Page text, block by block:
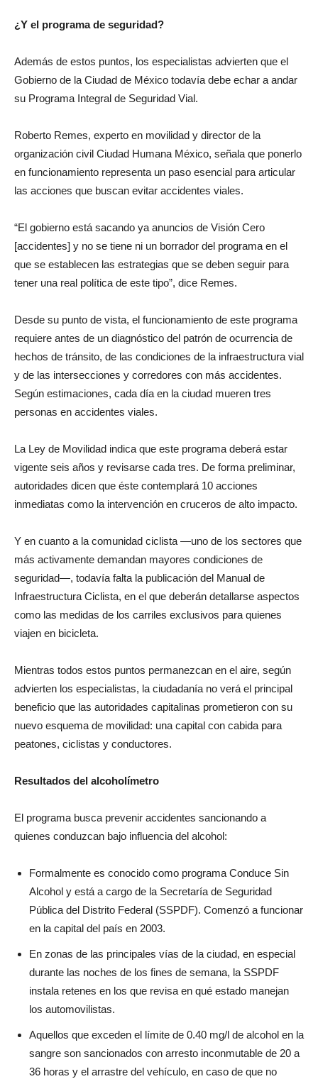
¿Y el programa de seguridad?
Además de estos puntos, los especialistas advierten que el
Gobierno de la Ciudad de México todavía debe echar a andar
su Programa Integral de Seguridad Vial.
Roberto Remes, experto en movilidad y director de la
organización civil Ciudad Humana México, señala que ponerlo
en funcionamiento representa un paso esencial para articular
las acciones que buscan evitar accidentes viales.
“El gobierno está sacando ya anuncios de Visión Cero
[accidentes] y no se tiene ni un borrador del programa en el
que se establecen las estrategias que se deben seguir para
tener una real política de este tipo”, dice Remes.
Desde su punto de vista, el funcionamiento de este programa
requiere antes de un diagnóstico del patrón de ocurrencia de
hechos de tránsito, de las condiciones de la infraestructura vial
y de las intersecciones y corredores con más accidentes.
Según estimaciones, cada día en la ciudad mueren tres
personas en accidentes viales.
La Ley de Movilidad indica que este programa deberá estar
vigente seis años y revisarse cada tres. De forma preliminar,
autoridades dicen que éste contemplará 10 acciones
inmediatas como la intervención en cruceros de alto impacto.
Y en cuanto a la comunidad ciclista —uno de los sectores que
más activamente demandan mayores condiciones de
seguridad—, todavía falta la publicación del Manual de
Infraestructura Ciclista, en el que deberán detallarse aspectos
como las medidas de los carriles exclusivos para quienes
viajen en bicicleta.
Mientras todos estos puntos permanezcan en el aire, según
advierten los especialistas, la ciudadanía no verá el principal
beneficio que las autoridades capitalinas prometieron con su
nuevo esquema de movilidad: una capital con cabida para
peatones, ciclistas y conductores.
Resultados del alcoholímetro
El programa busca prevenir accidentes sancionando a
quienes conduzcan bajo influencia del alcohol:
Formalmente es conocido como programa Conduce Sin
Alcohol y está a cargo de la Secretaría de Seguridad
Pública del Distrito Federal (SSPDF). Comenzó a funcionar
en la capital del país en 2003.
En zonas de las principales vías de la ciudad, en especial
durante las noches de los fines de semana, la SSPDF
instala retenes en los que revisa en qué estado manejan
los automovilistas.
Aquellos que exceden el límite de 0.40 mg/l de alcohol en la
sangre son sancionados con arresto inconmutable de 20 a
36 horas y el arrastre del vehículo, en caso de que no